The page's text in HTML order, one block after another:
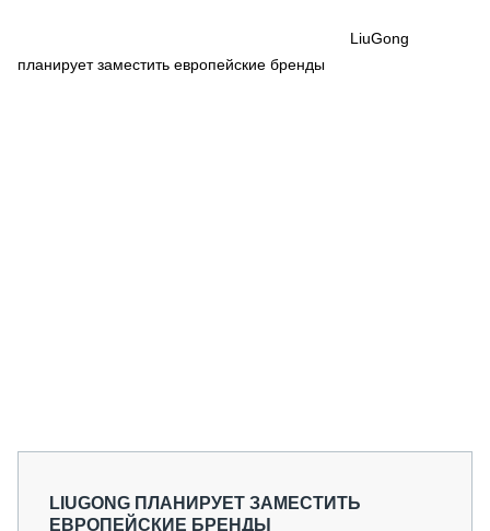
СПЕЦПРОЕКТЫ
LiuGong
планирует заместить европейские бренды
LIUGONG ПЛАНИРУЕТ ЗАМЕСТИТЬ
ЕВРОПЕЙСКИЕ БРЕНДЫ